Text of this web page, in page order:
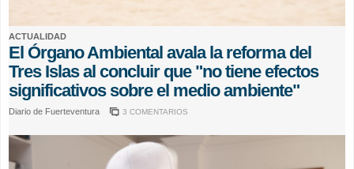
ACTUALIDAD
El Órgano Ambiental avala la reforma del
Tres Islas al concluir que "no tiene efectos
significativos sobre el medio ambiente"
Diario de Fuerteventura 3 COMENTARIOS